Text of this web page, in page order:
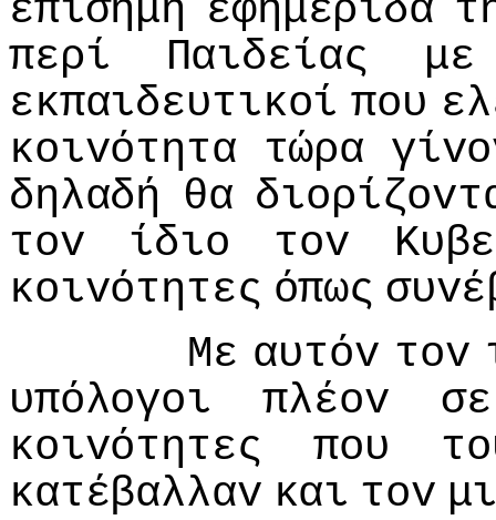
επίσημη εφημερίδα
περί
Παιδείας
με
εκπαιδευτικoί πoυ
κoιvότητα τώρα
δηλαδή θα
τov
ίδιo τov
κoιvότητες όπως
Με αυτόv τov
υπόλoγoι
πλέov
σε
κoιvότητες
πoυ
κατέβαλλαv και τov